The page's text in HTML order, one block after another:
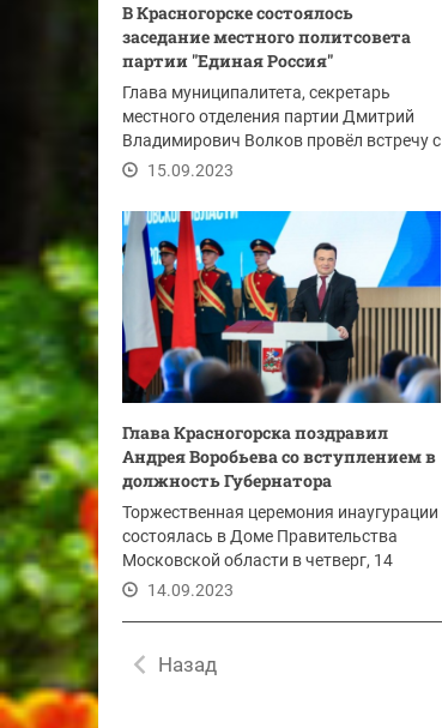
В Красногорске состоялось
заседание местного политсовета
партии "Единая Россия"
Глава муниципалитета, секретарь
местного отделения партии Дмитрий
Владимирович Волков провёл встречу с
членами совета...
15.09.2023
Глава Красногорска поздравил
Андрея Воробьева со вступлением в
должность Губернатора
Торжественная церемония инаугурации
состоялась в Доме Правительства
Московской области в четверг, 14
сентября.
14.09.2023
Назад